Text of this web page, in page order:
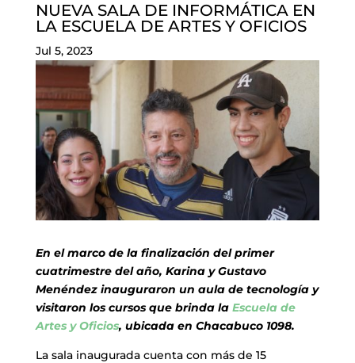
NUEVA SALA DE INFORMÁTICA EN
LA ESCUELA DE ARTES Y OFICIOS
Jul 5, 2023
En el marco de la finalización del primer
cuatrimestre del año, Karina y Gustavo
Menéndez inauguraron un aula de tecnología y
visitaron los cursos que brinda la Escuela de
Artes y Oficios, ubicada en Chacabuco 1098.
La sala inaugurada cuenta con más de 15